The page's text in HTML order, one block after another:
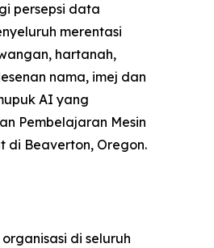
persepsi data
merentasi
hartanah,
nama, imej dan
AI yang
Pembelajaran Mesin
di Beaverton, Oregon.
di seluruh